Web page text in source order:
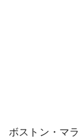
ボストン・マ